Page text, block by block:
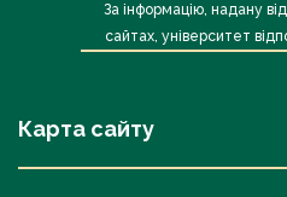
За інформацію, надану
сайтах, університет
Карта сайту